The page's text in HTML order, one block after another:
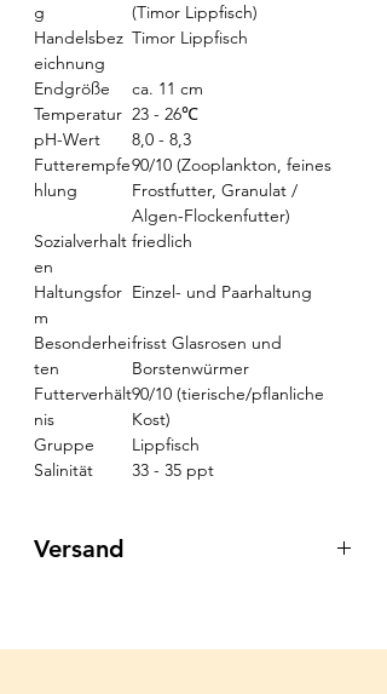
g
(Timor Lippfisch)
Handelsbez
eichnung
Timor Lippfisch
Endgröße
ca. 11 cm
Temperatur 23 - 26℃
pH-Wert
8,0 - 8,3
Futterempfe
hlung
90/10 (Zooplankton, feines
Frostfutter, Granulat /
Algen-Flockenfutter)
Sozialverhalt
en
friedlich
Haltungsfor
m
Einzel- und Paarhaltung
Besonderhei
ten
frisst Glasrosen und
Borstenwürmer
Futterverhält
nis
90/10 (tierische/pflanliche
Kost)
Gruppe
Lippfisch
Salinität
33 - 35 ppt
Versand
Wir danken für Ihr Verständnis.